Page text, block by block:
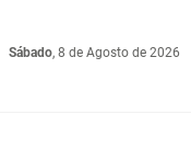
Sábado, 8 de Agosto de 2026